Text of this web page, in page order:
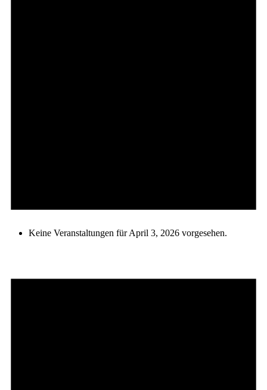
Keine Veranstaltungen für April 3, 2026 vorgesehen.